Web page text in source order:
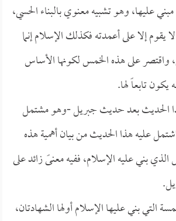
عليها، وهو تشبيه معنوي بالبناء الحسي،
يقوم إلا على أعمدته فكذلك الإسلام إنما
واقتصر على هذه الخمس لكونها الأساس
يكون تابعاً لها.
الحديث بعد حديث جبريل -وهو مشتمل
عليه هذا الحديث من بيان أهمية هذه
بني عليه الإسلام، ففيه معنىً زائد على
التي بني عليها الإسلام أولها الشهادتان،